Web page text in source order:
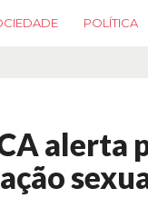
POLÍTICA
alerta